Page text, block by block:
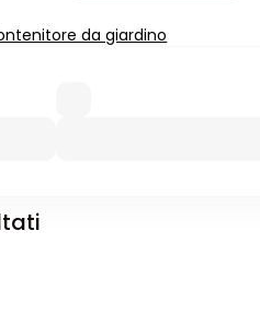
da giardino